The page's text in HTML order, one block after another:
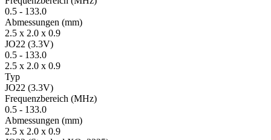
0.5 - 133.0
Ab­mes­sungen (mm)
2.5 x 2.0 x 0.9
JO22 (3.3V)
0.5 - 133.0
2.5 x 2.0 x 0.9
Typ
JO22 (3.3V)
Fre­quenz­bereich (MHz)
0.5 - 133.0
Ab­mes­sungen (mm)
2.5 x 2.0 x 0.9